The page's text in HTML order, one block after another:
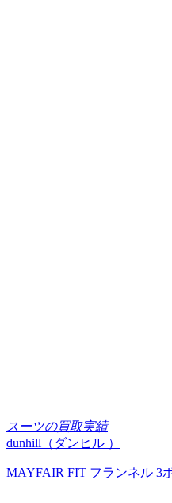
スーツの買取実績
dunhill（ダンヒル ）
MAYFAIR FIT フランネル 3